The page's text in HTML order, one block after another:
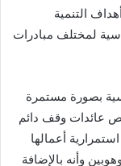
الانسان وتحقيق رؤية مصر 2030 وأهداف التنمية
لمختلف مبادرات
بصورة مستمرة
عائدات وقف دائم
أجل ضمان استمرارية أعمالها
وأنه بالإضافة